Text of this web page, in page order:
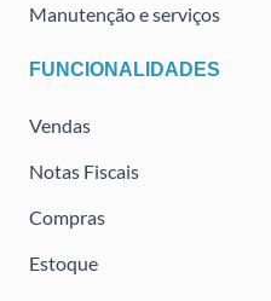
Manutenção e serviços
FUNCIONALIDADES
Vendas
Notas Fiscais
Compras
Estoque